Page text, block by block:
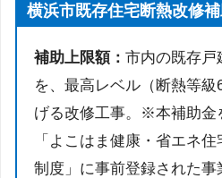
横浜市既存住宅断熱改修
補助上限額： 市内の既存戸
を、最高レベル（断熱等
げる改修工事。※本補助金
「よこはま健康・省エネ
制度」に事前登録された